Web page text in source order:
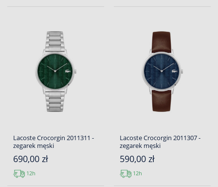
Lacoste Crocorgin 2011311 -
zegarek męski
690,00 zł
12h
Lacoste Crocorgin 2011307 -
zegarek męski
590,00 zł
12h